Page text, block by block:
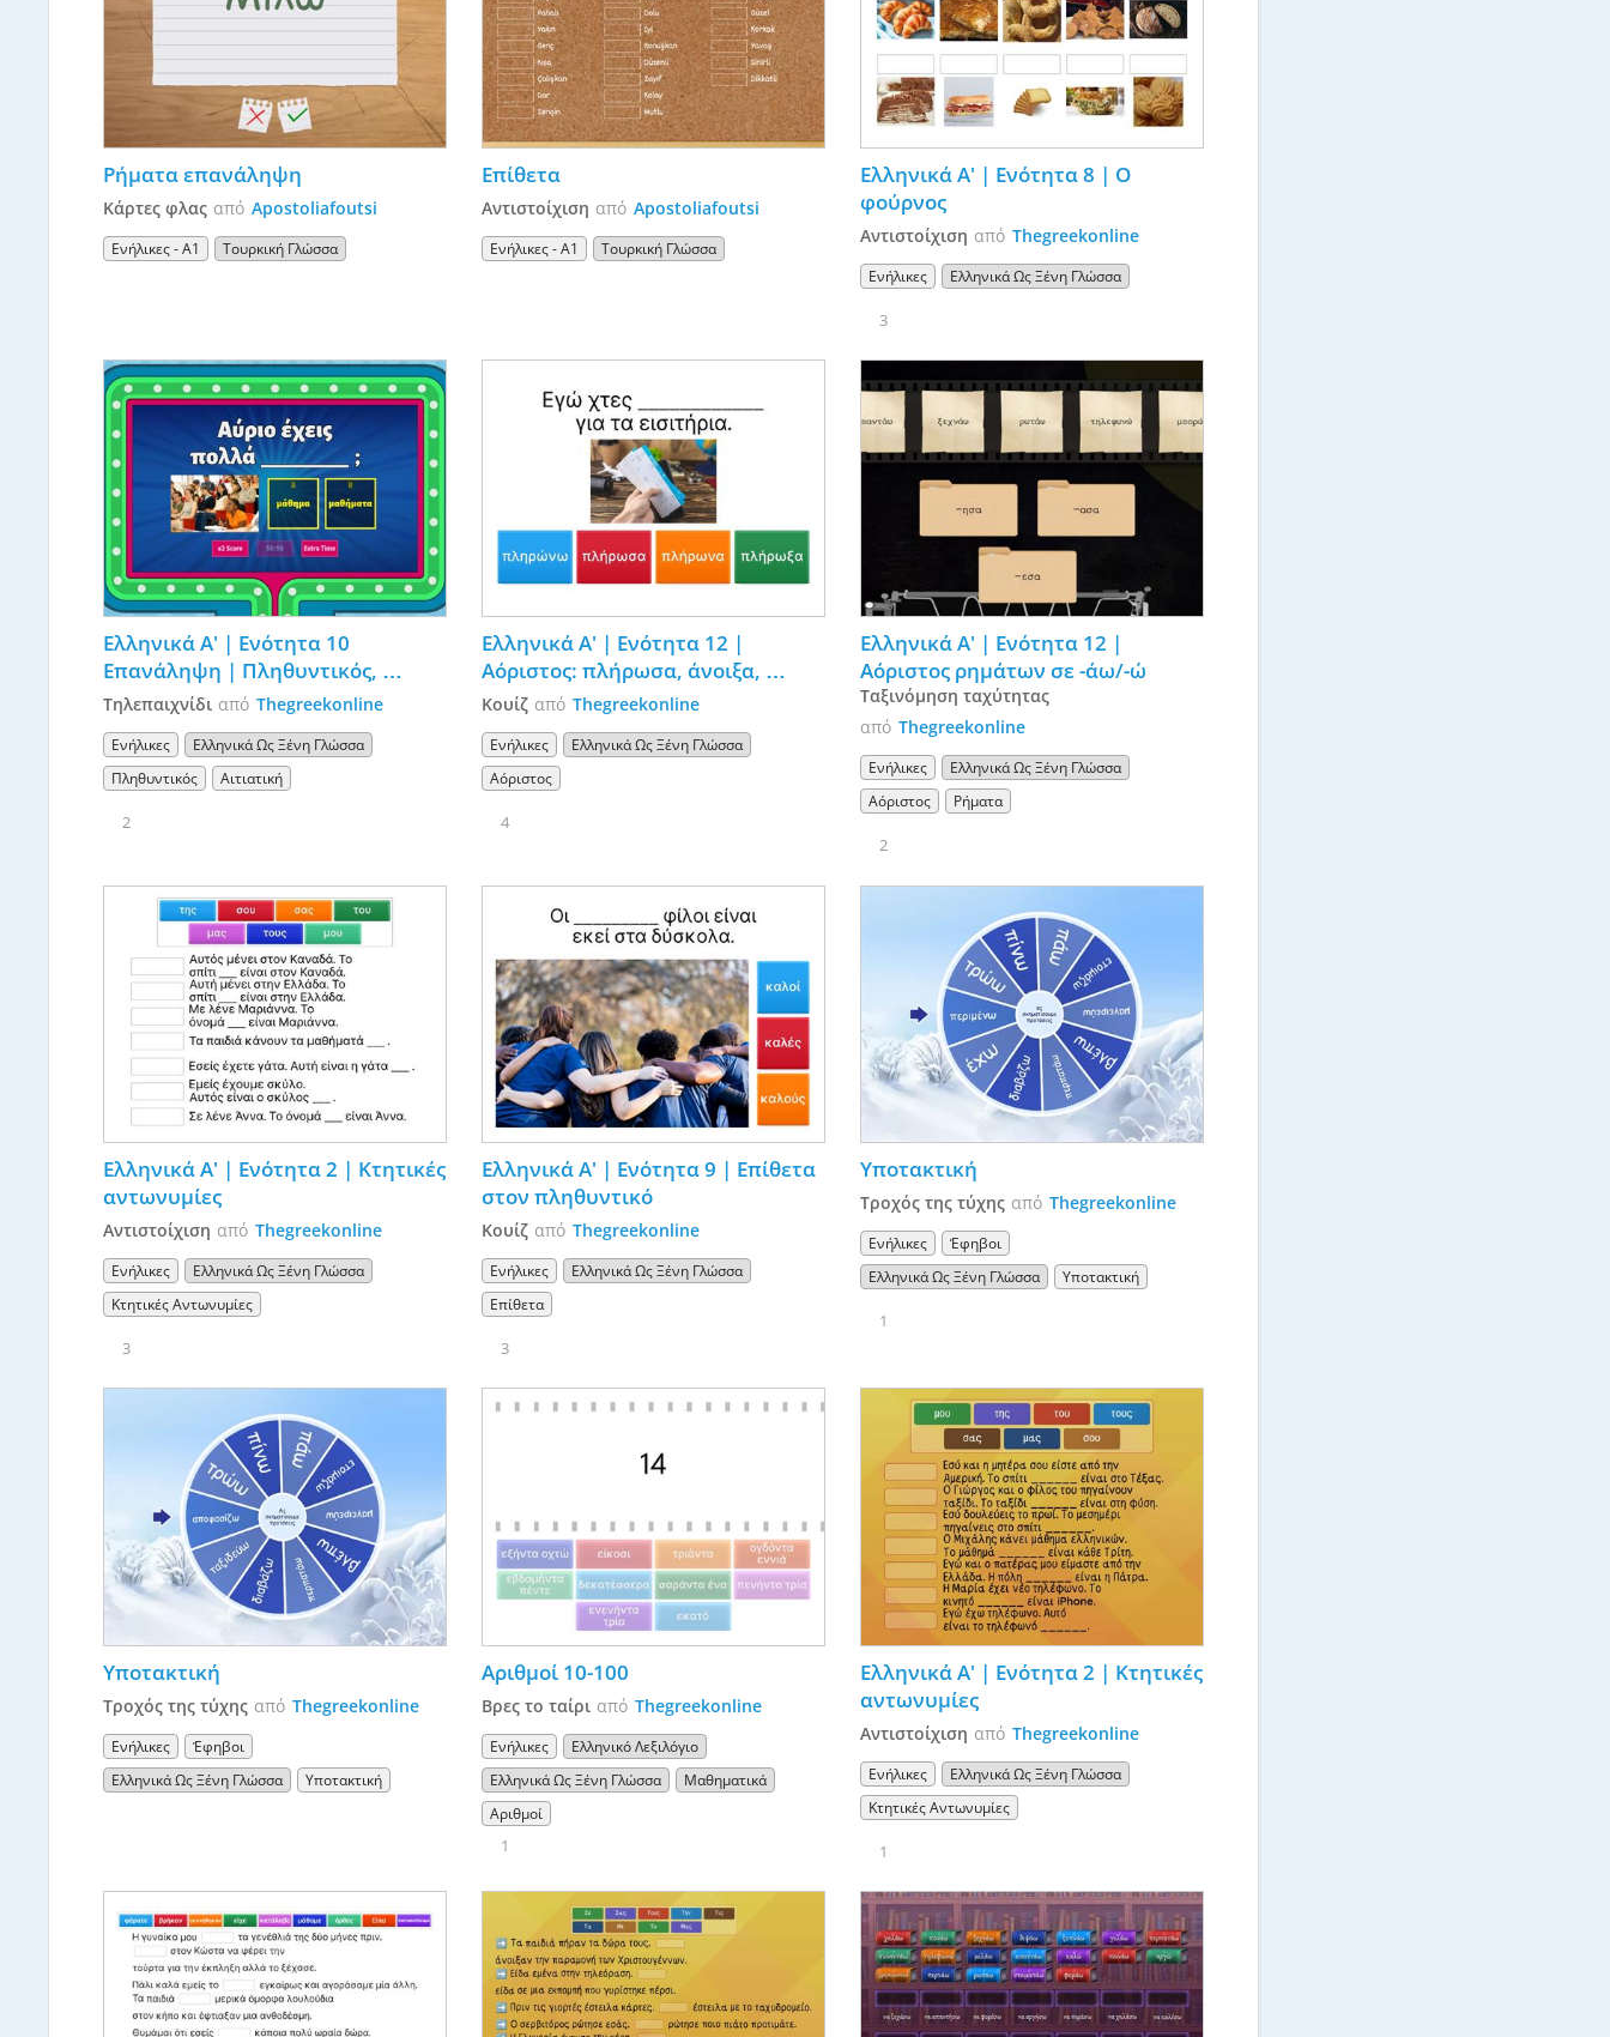
Κάρτες φλας από Apostoliafoutsi
Ενήλικες - A1 Τουρκική Γλώσσα
Αντιστοίχιση από Apostoliafoutsi
Ενήλικες - A1 Τουρκική Γλώσσα
Ελληνικά Α' | Ενότητα 8 | Ο
φούρνος
Αντιστοίχιση από Thegreekonline
Ενήλικες Ελληνικά Ως Ξένη Γλώσσα
3
Ελληνικά Α' | Ενότητα 10
Επανάληψη | Πληθυντικός,
αιτιατική
Τηλεπαιχνίδι από Thegreekonline
Ενήλικες
Ελληνικά Ως Ξένη Γλώσσα
Πληθυντικός
Αιτιατική
2
Ελληνικά Α' | Ενότητα 12 |
Αόριστος: πλήρωσα, άνοιξα,
δούλεψα, ήμουν, πήγα
Κουίζ από Thegreekonline
Ενήλικες
Ελληνικά Ως Ξένη Γλώσσα
Αόριστος
4
Ελληνικά Α' | Ενότητα 12 |
Αόριστος ρημάτων σε -άω/-ώ
Ταξινόμηση ταχύτητας
από Thegreekonline
Ενήλικες
Ελληνικά Ως Ξένη Γλώσσα
Αόριστος
Ρήματα
2
Ελληνικά Α' | Ενότητα 2 | Κτητικές
αντωνυμίες
Αντιστοίχιση από Thegreekonline
Ενήλικες
Ελληνικά Ως Ξένη Γλώσσα
Κτητικές Αντωνυμίες
3
Ελληνικά Α' | Ενότητα 9 | Επίθετα
στον πληθυντικό
Κουίζ από Thegreekonline
Ενήλικες
Ελληνικά Ως Ξένη Γλώσσα
Επίθετα
3
Υποτακτική
Τροχός της τύχης από Thegreekonline
Ενήλικες
Έφηβοι
Ελληνικά Ως Ξένη Γλώσσα
Υποτακτική
1
Υποτακτική
Τροχός της τύχης από Thegreekonline
Ενήλικες
Έφηβοι
Ελληνικά Ως Ξένη Γλώσσα
Υποτακτική
Αριθμοί 10-100
Βρες το ταίρι από Thegreekonline
Ενήλικες
Ελληνικό Λεξιλόγιο
Ελληνικά Ως Ξένη Γλώσσα
Μαθηματικά
Αριθμοί
1
Ελληνικά Α' | Ενότητα 2 | Κτητικές
αντωνυμίες
Αντιστοίχιση από Thegreekonline
Ενήλικες
Ελληνικά Ως Ξένη Γλώσσα
Κτητικές Αντωνυμίες
1